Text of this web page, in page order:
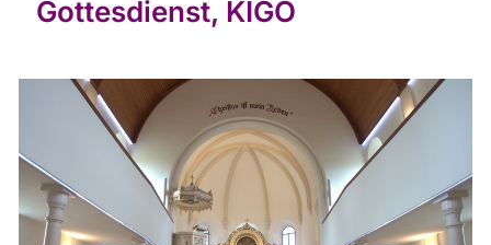
Gottesdienst, KIGO